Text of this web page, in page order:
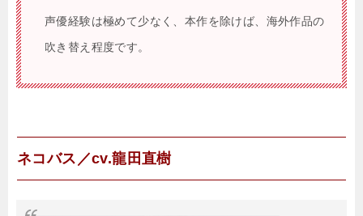
声優経験は極めて少なく、本作を除けば、海外作品の
吹き替え程度です。
ネコバス／cv.龍田直樹